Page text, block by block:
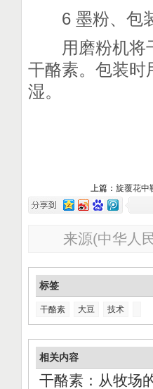
6 墨粉、包
用磨粉机将干
干酪素。包装时
湿。
上篇： 旋覆花中
来源(中华人
标签
干酪素 大豆 技术
相关内容
干酪素：从牧场